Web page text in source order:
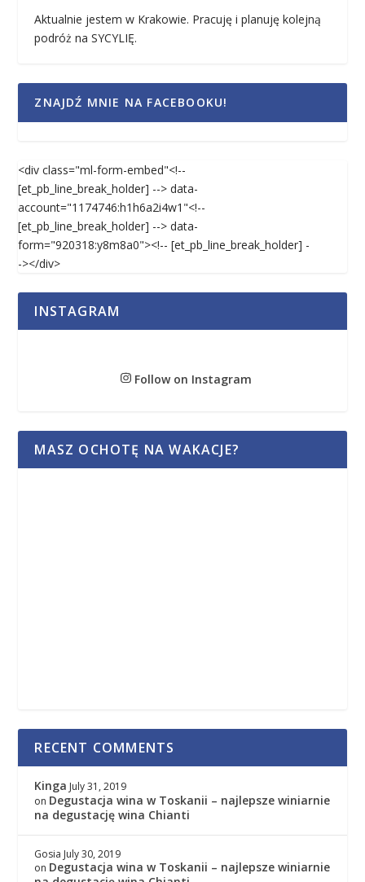
Aktualnie jestem w Krakowie. Pracuję i planuję kolejną
podróż na SYCYLIĘ.
ZNAJDŹ MNIE NA FACEBOOKU!
<div class="ml-form-embed"<!--
[et_pb_line_break_holder] --> data-
account="1174746:h1h6a2i4w1"<!--
[et_pb_line_break_holder] --> data-
form="920318:y8m8a0"><!-- [et_pb_line_break_holder] -
-></div>
INSTAGRAM
Follow on Instagram
MASZ OCHOTĘ NA WAKACJE?
RECENT COMMENTS
Kinga July 31, 2019
on Degustacja wina w Toskanii – najlepsze winiarnie
na degustację wina Chianti
Gosia July 30, 2019
on Degustacja wina w Toskanii – najlepsze winiarnie